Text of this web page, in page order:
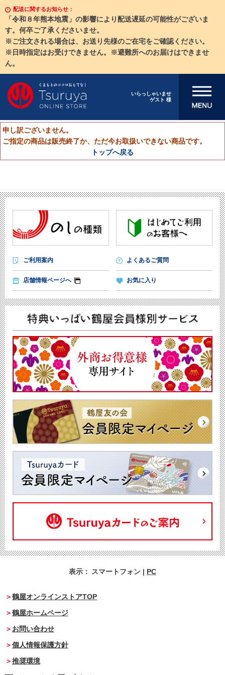
配送に関するお知らせ：
「令和８年熊本地震」の影響により配送遅延の可能性がございま
す。何卒ご了承くださいませ。
※ご注文される場合は、お送り先様のご在宅をご確認ください。
※日時指定はお受けできません。※避難所へのお届けはできませ
ん。
いらっしゃいませ
ゲスト 様
メニューを開
申し訳ございません。
ご指定の商品は販売終了か、ただ今お取扱いできない商品です。
トップへ戻る
ご利用案内 よくあるご質問
店舗情報ページへ お気に入り
表示： スマートフォン | PC
鶴屋オンラインストアTOP
鶴屋ホームページ
お問い合わせ
個人情報保護方針
推奨環境